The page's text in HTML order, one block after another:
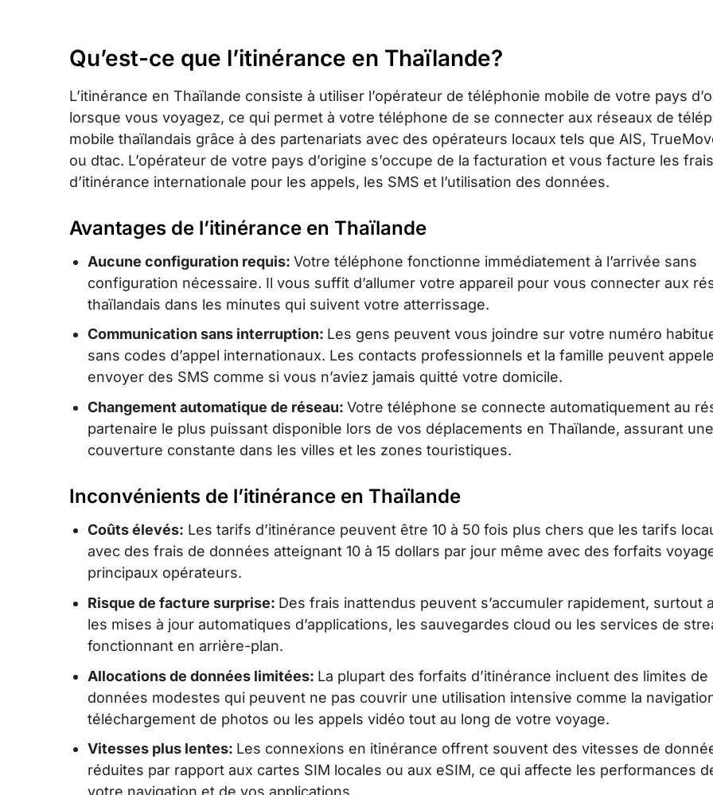
Qu’est-ce que l’itinérance en Thaïlande?
L’itinérance en Thaïlande consiste à utiliser l’opérateur de téléphonie mobile de votre pays
lorsque vous voyagez, ce qui permet à votre téléphone de se connecter aux réseaux de
mobile thaïlandais grâce à des partenariats avec des opérateurs locaux tels que AIS,
ou dtac. L’opérateur de votre pays d’origine s’occupe de la facturation et vous facture les frais
d’itinérance internationale pour les appels, les SMS et l’utilisation des données.
Avantages de l’itinérance en Thaïlande
Aucune configuration requis:Votre téléphone fonctionne immédiatement à l’arrivée sans
configuration nécessaire. Il vous suffit d’allumer votre appareil pour vous connecter aux
thaïlandais dans les minutes qui suivent votre atterrissage.
Communication sans interruption: Les gens peuvent vous joindre sur votre numéro
sans codes d’appel internationaux. Les contacts professionnels et la famille peuvent
envoyer des SMS comme si vous n’aviez jamais quitté votre domicile.
Changement automatique de réseau:Votre téléphone se connecte automatiquement au
partenaire le plus puissant disponible lors de vos déplacements en Thaïlande, assurant
couverture constante dans les villes et les zones touristiques.
Inconvénients de l’itinérance en Thaïlande
Coûts élevés: Les tarifs d’itinérance peuvent être 10 à 50 fois plus chers que les tarifs
avec des frais de données atteignant 10 à 15 dollars par jour même avec des forfaits
principaux opérateurs.
Risque de facture surprise: Des frais inattendus peuvent s’accumuler rapidement, surtout
les mises à jour automatiques d’applications, les sauvegardes cloud ou les services de
fonctionnant en arrière-plan.
Allocations de données limitées: La plupart des forfaits d’itinérance incluent des limites de
données modestes qui peuvent ne pas couvrir une utilisation intensive comme la
téléchargement de photos ou les appels vidéo tout au long de votre voyage.
Vitesses plus lentes: Les connexions en itinérance offrent souvent des vitesses de
réduites par rapport aux cartes SIM locales ou aux eSIM, ce qui affecte les performances